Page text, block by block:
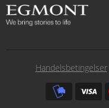
Subfooter
Handelsbetingelser
Subfooter
payment